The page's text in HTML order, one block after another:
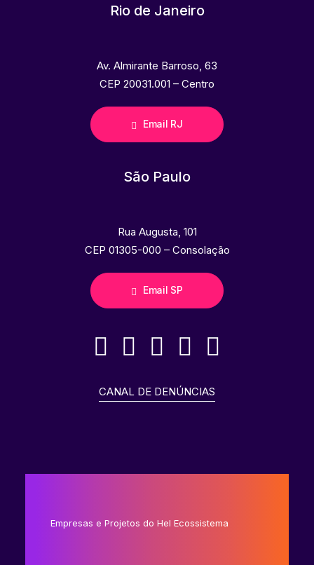
Rio de Janeiro
Av. Almirante Barroso, 63
CEP 20031.001 – Centro
Email RJ
São Paulo
Rua Augusta, 101
CEP 01305-000 – Consolação
Email SP
CANAL DE DENÚNCIAS
Empresas e Projetos do Hel Ecossistema